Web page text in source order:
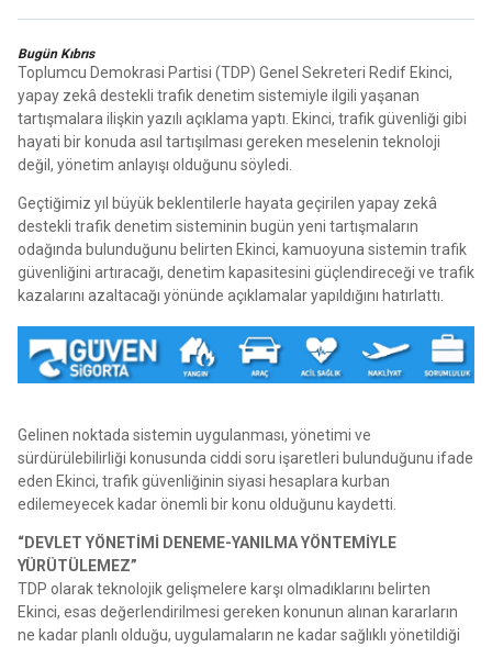
Bugün Kıbrıs
Toplumcu Demokrasi Partisi (TDP) Genel Sekreteri Redif Ekinci,
yapay zekâ destekli trafik denetim sistemiyle ilgili yaşanan
tartışmalara ilişkin yazılı açıklama yaptı. Ekinci, trafik güvenliği gibi
hayati bir konuda asıl tartışılması gereken meselenin teknoloji
değil, yönetim anlayışı olduğunu söyledi.
Geçtiğimiz yıl büyük beklentilerle hayata geçirilen yapay zekâ
destekli trafik denetim sisteminin bugün yeni tartışmaların
odağında bulunduğunu belirten Ekinci, kamuoyuna sistemin trafik
güvenliğini artıracağı, denetim kapasitesini güçlendireceği ve trafik
kazalarını azaltacağı yönünde açıklamalar yapıldığını hatırlattı.
Gelinen noktada sistemin uygulanması, yönetimi ve
sürdürülebilirliği konusunda ciddi soru işaretleri bulunduğunu ifade
eden Ekinci, trafik güvenliğinin siyasi hesaplara kurban
edilemeyecek kadar önemli bir konu olduğunu kaydetti.
“DEVLET YÖNETİMİ DENEME-YANILMA YÖNTEMİYLE
YÜRÜTÜLEMEZ”
TDP olarak teknolojik gelişmelere karşı olmadıklarını belirten
Ekinci, esas değerlendirilmesi gereken konunun alınan kararların
ne kadar planlı olduğu, uygulamaların ne kadar sağlıklı yönetildiği